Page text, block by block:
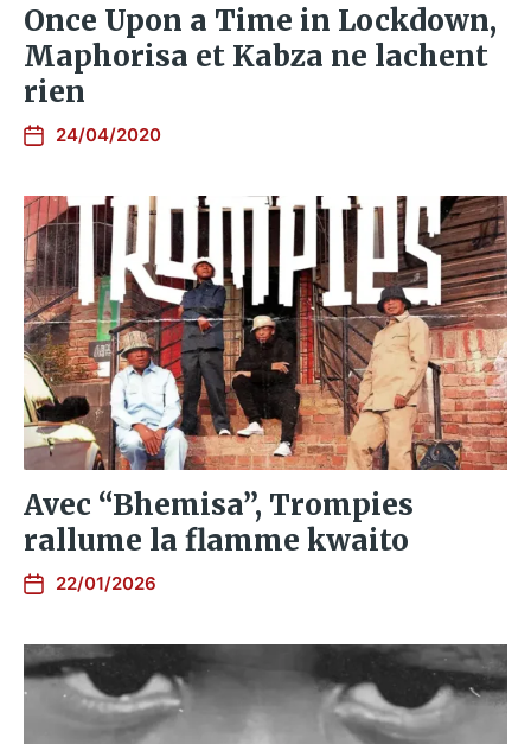
Once Upon a Time in Lockdown,
Maphorisa et Kabza ne lachent
rien
24/04/2020
Avec “Bhemisa”, Trompies
rallume la flamme kwaito
22/01/2026